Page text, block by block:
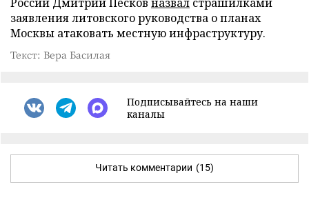
заявления литовского руководства о планах
Москвы атаковать местную инфраструктуру.
Текст: Вера Басилая
Подписывайтесь на наши
каналы
Читать комментарии (15)